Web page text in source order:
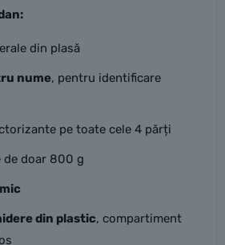
din plasă
nume, pentru identificare
pe toate cele 4 părți
de doar 800 g
din plastic, compartiment